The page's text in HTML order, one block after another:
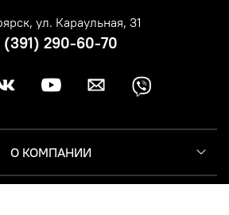
О КОМПАНИИ
ул. Караульная, 31
(391) 290-60-70